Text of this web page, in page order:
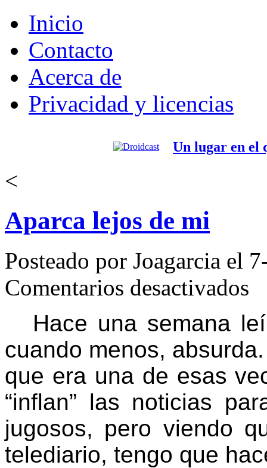
Inicio
Contacto
Acerca de
Privacidad y licencias
Un lugar en el
<
Aparca lejos de mi
Posteado por Joagarcia el
Comentarios desactivados
mi
Hace una semana
cuando menos,
que era una de esas
“inflan” las noticias
jugosos, pero viendo
telediario, tengo que